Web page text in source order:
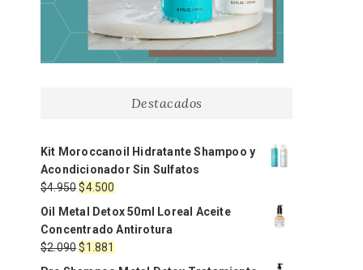
Destacados
Kit Moroccanoil Hidratante Shampoo y
Acondicionador Sin Sulfatos
$4.950El
precio
original
era:
$4.950.
$4.500
precio
actual
es:
$4.500.
Oil Metal Detox 50ml Loreal Aceite
Concentrado Antirotura
$2.090El
$1.881
precio